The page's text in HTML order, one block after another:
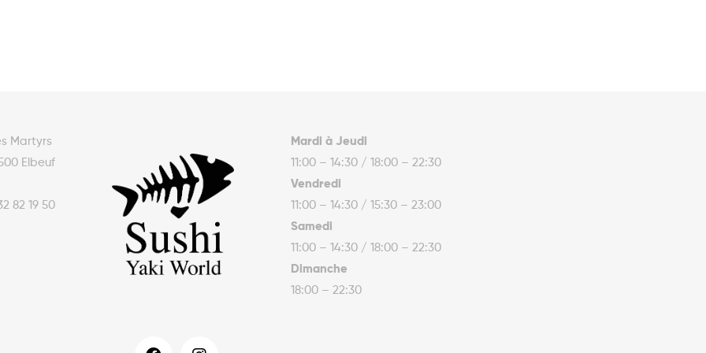
Martyrs
Elbeuf
82 19 50
Mardi à Jeudi
11:00 – 14:30 / 18:00 – 22:30
Vendredi
11:00 – 14:30 / 15:30 – 23:00
Samedi
11:00 – 14:30 / 18:00 – 22:30
Dimanche
18:00 – 22:30